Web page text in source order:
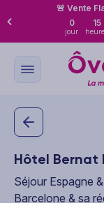
🚨 Vente
0
jour
15
Hôtel Bernat
Séjour Espagne
Barcelone & sa